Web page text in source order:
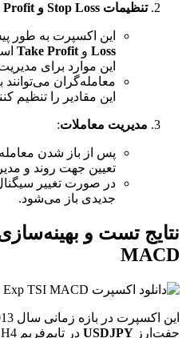
تنظیمات Stop Loss و Take Profit
این اکسپرت به طور
Loss و Take Profit
این موارد برای
معامله‌گران
این مقادیر را تنظیم
مدیریت معاملات:
پس از باز شدن
تعیین جهت روند و
در صورت تغییر
جدیدی باز می‌شود.
MACD
جفت‌ارز USDJPY